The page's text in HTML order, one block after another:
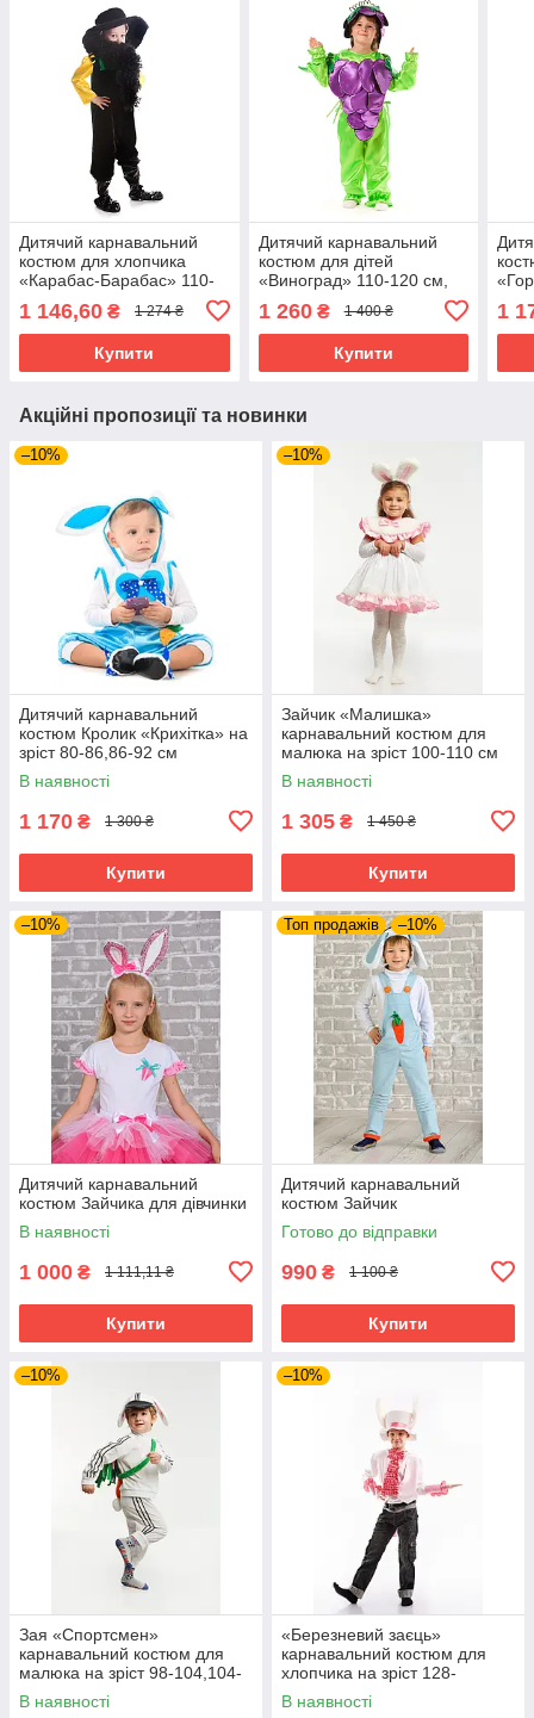
Дитячий карнавальний
костюм для хлопчика
«Карабас-Барабас» 110-
1 146,60 ₴ 1 274 ₴
Купити
Дитячий карнавальний
костюм для дітей
«Виноград» 110-120 см,
1 260₴ 1 400 ₴
Купити
1
Акційні пропозиції та новинки
–10%
Дитячий карнавальний
костюм Кролик «Крихітка» на
зріст 80-86,86-92 см
В наявності
1 170 ₴ 1 300 ₴
Купити
–10%
Зайчик «Малишка»
карнавальний костюм для
малюка на зріст 100-110 см
В наявності
1 305 ₴ 1 450 ₴
Купити
–10%
Дитячий карнавальний
костюм Зайчика для дівчинки
В наявності
1 000 ₴ 1 111,11 ₴
Купити
Топ продажів –10%
Дитячий карнавальний
костюм Зайчик
Готово до відправки
990 ₴ 1 100 ₴
Купити
–10%
Зая «Спортсмен»
карнавальний костюм для
малюка на зріст 98-104,104-
110 см
В наявності
–10%
«Березневий заєць»
карнавальний костюм для
хлопчика на зріст 128-
134,134-140 см
В наявності